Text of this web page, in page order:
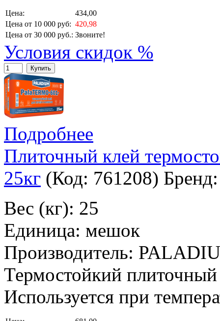
Цена:
434,00
Цена от 10 000 руб: 420,98
Цена от 30 000 руб.: Звоните!
Условия скидок %
Купить
Подробнее
Плиточный клей
25кг (Код: 761208)
Вес (кг): 25
Единица: мешок
Производитель:
Термостойкий
Используется при